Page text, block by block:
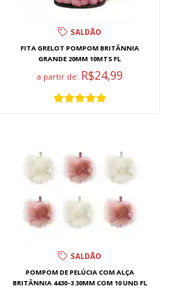
SALDÃO
FITA GRELOT POMPOM BRITÂNNIA
GRANDE 20MM 10MTS FL
a partir de: R$24,99
SALDÃO
POMPOM DE PELÚCIA COM ALÇA
BRITÂNNIA 4430-3 30MM COM 10 UND FL